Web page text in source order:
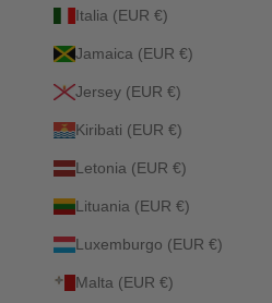
Italia (EUR €)
Jamaica (EUR €)
Jersey (EUR €)
Kiribati (EUR €)
Letonia (EUR €)
Lituania (EUR €)
Luxemburgo (EUR €)
Malta (EUR €)